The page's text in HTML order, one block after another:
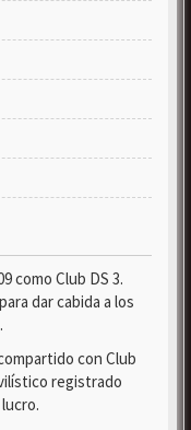
como Club DS 3.
dar cabida a los
con Club
registrado